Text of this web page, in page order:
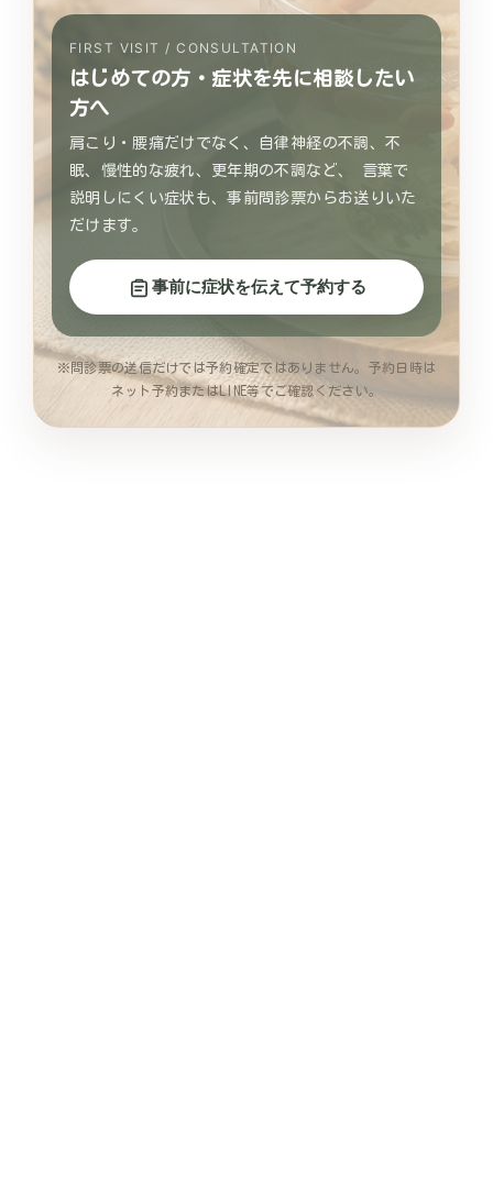
FIRST VISIT / CONSULTATION
はじめての方・症状を先に相談したい
方へ
肩こり・腰痛だけでなく、自律神経の不調、不
眠、慢性的な疲れ、更年期の不調など、 言葉で
説明しにくい症状も、事前問診票からお送りいた
だけます。
事前に症状を伝えて予約する
※問診票の送信だけでは予約確定ではありません。予約日時は
ネット予約またはLINE等でご確認ください。